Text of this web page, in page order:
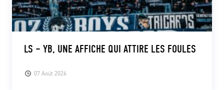
07 Août 2026
LS – YB, UNE AFFICHE QUI ATTIRE LES FOULES